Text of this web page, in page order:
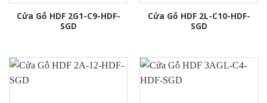
Cửa Gỗ HDF 2G1-C9-HDF-
SGD
Cửa Gỗ HDF 2L-C10-HDF-
SGD